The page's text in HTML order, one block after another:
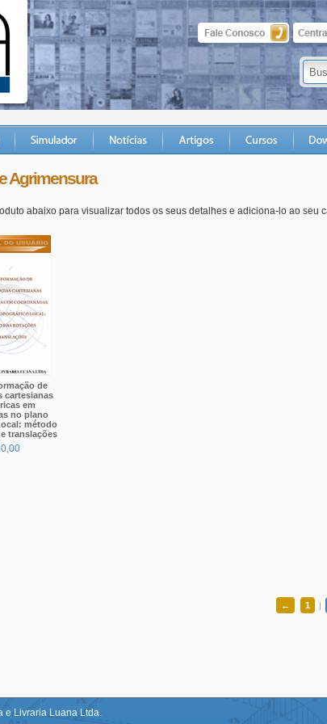
Agrimensura
abaixo para visualizar todos os seus detalhes e adiciona-lo ao seu
translações
← 1 |
e Livraria Luana Ltda.